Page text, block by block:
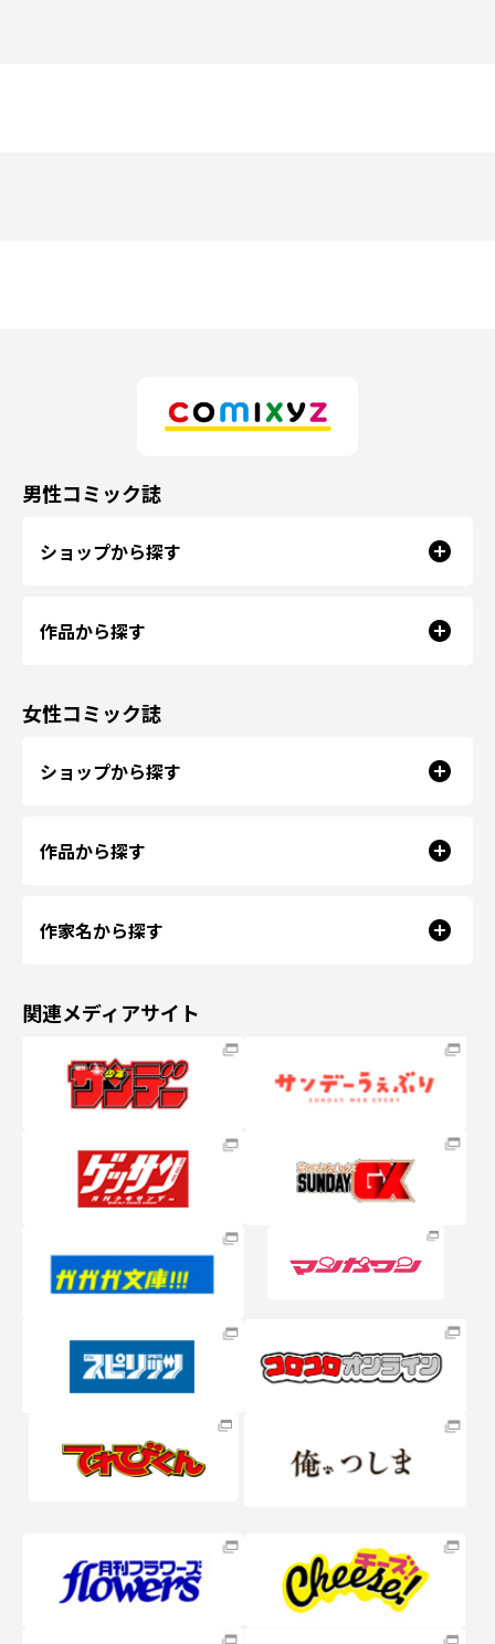
男性コミック誌
ショップから探す
作品から探す
女性コミック誌
ショップから探す
作品から探す
作家名から探す
関連メディアサイト